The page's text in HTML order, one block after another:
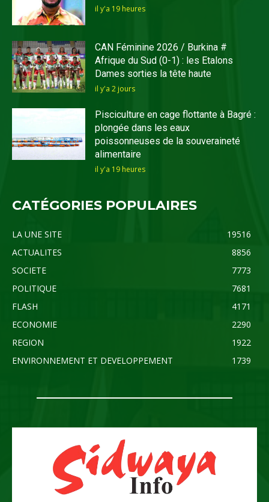
il y'a 19 heures
CAN Féminine 2026 / Burkina #
Afrique du Sud (0-1) : les Etalons
Dames sorties la tête haute
il y'a 2 jours
Pisciculture en cage flottante à Bagré :
plongée dans les eaux
poissonneuses de la souveraineté
alimentaire
il y'a 19 heures
CATÉGORIES POPULAIRES
LA UNE SITE
19516
ACTUALITES
8856
SOCIETE
7773
POLITIQUE
7681
FLASH
4171
ECONOMIE
2290
REGION
1922
ENVIRONNEMENT ET DEVELOPPEMENT
1739